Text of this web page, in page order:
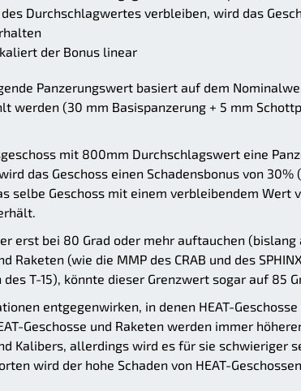
Durchschlagwertes verbleiben, wird das
der Bonus linear
Panzerungswert basiert auf dem
werden (30 mm Basispanzerung + 5 mm
mit 800mm Durchschlagswert eine
das Geschoss einen Schadensbonus von 30%
selbe Geschoss mit einem verbleibendem Wert
erst bei 80 Grad oder mehr auftauchen (bislang
Raketen (wie die MMP des CRAB und des
des T-15), könnte dieser Grenzwert sogar auf 85
entgegenwirken, in denen HEAT-
Geschosse und Raketen werden immer
Kalibers, allerdings wird es für sie schwieriger
wird der hohe Schaden von HEAT-